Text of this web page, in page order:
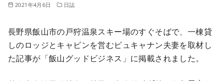
2021年4月6日 日誌
長野県飯山市の戸狩温泉スキー場のすぐそばで、一棟貸
しのロッジとキャビンを営むビュキャナン夫妻を取材し
た記事が「飯山グッドビジネス」に掲載されました。